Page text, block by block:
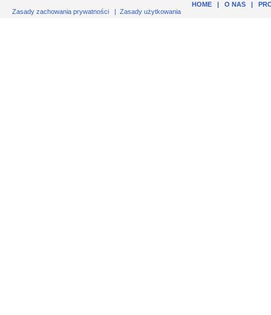
HOME| O NAS|
Zasady zachowania prywatności | Zasady użytkowania